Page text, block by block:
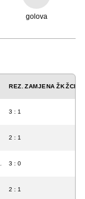
golova
REZ. ZAMJENA ŽKŽCK
3 : 1
2 : 1
3 : 0
2 : 1